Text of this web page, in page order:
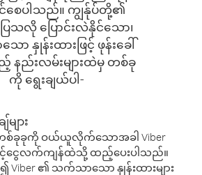
င်စေပါသည်။ ကျွန်ုပ်တို့၏
သလို ပြောင်းလဲနိုင်သော၊
ာ နှုန်းထားဖြင့် ဖုန်းခေါ်
နည်းလမ်းများထဲမှ တစ်ခု
ကို ရွေးချယ်ပါ-
ျား
ခုခုကို ဝယ်ယူလိုက်သောအခါ Viber
ငွေလက်ကျန်ထဲသို့ ထည့်ပေးပါသည်။
၏ သက်သာသော နှုန်းထားများ